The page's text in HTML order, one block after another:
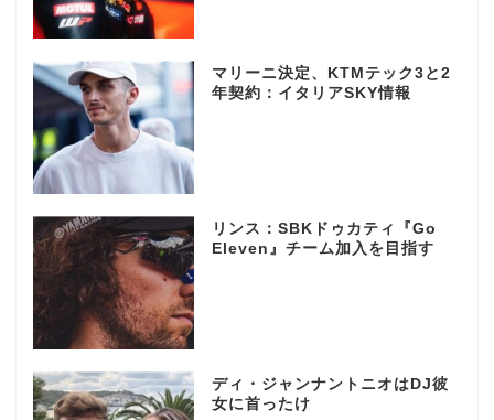
マリーニ決定、KTMテック3と2
年契約：イタリアSKY情報
リンス：SBKドゥカティ『Go
Eleven』チーム加入を目指す
ディ・ジャンナントニオはDJ彼
女に首ったけ